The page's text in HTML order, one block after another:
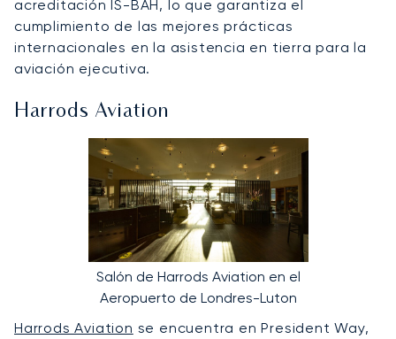
acreditación IS-BAH, lo que garantiza el
cumplimiento de las mejores prácticas
internacionales en la asistencia en tierra para la
aviación ejecutiva.
Harrods Aviation
Salón de Harrods Aviation en el
Aeropuerto de Londres-Luton
Harrods Aviation se encuentra en President Way,